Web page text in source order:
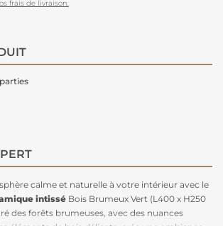
frais de livraison.
calme et naturelle à votre intérieur avec le
intissé Bois Brumeux Vert (L400 x H250
des forêts brumeuses, avec des nuances